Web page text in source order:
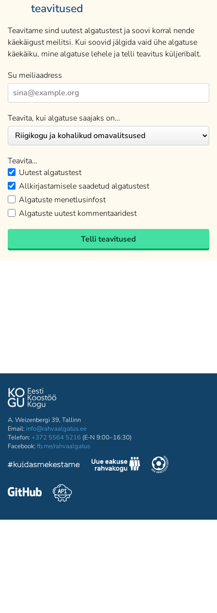
teavitused
Teavitame sind uutest algatustest ja soovi korral nende
käekäigust meilitsi. Kui soovid jälgida vaid ühe algatuse
käekäiku, mine algatuse lehele ja telli teavitus küljeribalt.
Su meiliaadress
Teavita, kui algatuse saajaks on…
Teavita…
Uutest algatustest
Allkirjastamisele saadetud algatustest
Algatuste menetlusinfost
Algatuste uutest kommentaaridest
Telli teavitused
A. Weizenbergi 39, Tallinn
Email: info@rahvaalgatus.ee
Telefon: +372 5564 5216 (E-N 9:00–16:30)
Facebook: fb.me/rahvaalgatus